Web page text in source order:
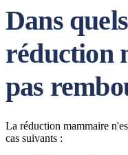
Dans
réduction
pas
La réduction mammaire
cas suivants :